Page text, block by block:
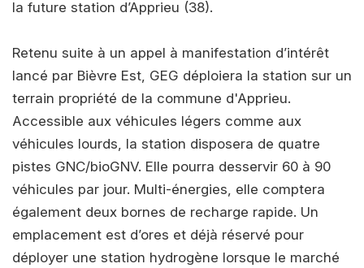
la future station d’Apprieu (38).
Retenu suite à un appel à manifestation d’intérêt
lancé par Bièvre Est, GEG déploiera la station sur un
terrain propriété de la commune d'Apprieu.
Accessible aux véhicules légers comme aux
véhicules lourds, la station disposera de quatre
pistes GNC/bioGNV. Elle pourra desservir 60 à 90
véhicules par jour. Multi-énergies, elle comptera
également deux bornes de recharge rapide. Un
emplacement est d’ores et déjà réservé pour
déployer une station hydrogène lorsque le marché